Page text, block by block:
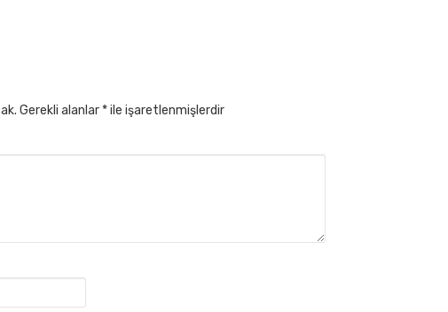
Gerekli alanlar *ile işaretlenmişlerdir